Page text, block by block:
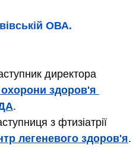
ОВА.
директора
здоров'я
.
з фтизіатрії
легеневого здоров'я.